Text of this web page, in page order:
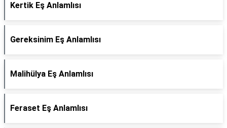
Kertik Eş Anlamlısı
Gereksinim Eş Anlamlısı
Malihülya Eş Anlamlısı
Feraset Eş Anlamlısı